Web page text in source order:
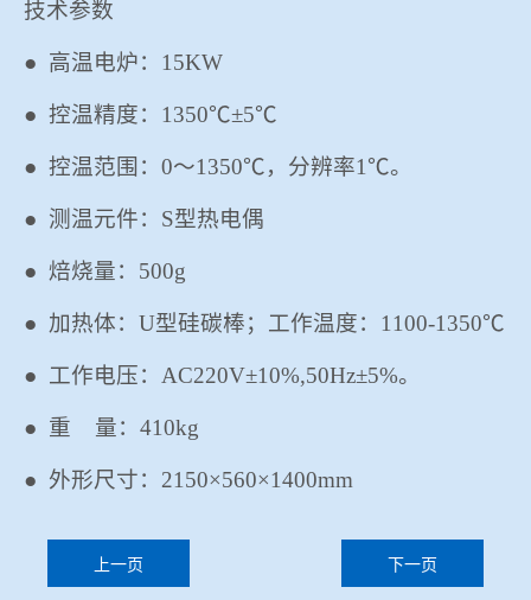
技术参数
● 高温电炉： 15KW
● 控温精度： 1350℃±5℃
● 控温范围： 0～1350℃，分辨率1℃。
● 测温元件： S型热电偶
● 焙烧量： 500g
● 加热体： U型硅碳棒；工作温度： 1100-1350℃
● 工作电压： AC220V±10%,50Hz±5%。
● 重 量： 410kg
● 外形尺寸： 2150×560×1400mm
上一页 下一页